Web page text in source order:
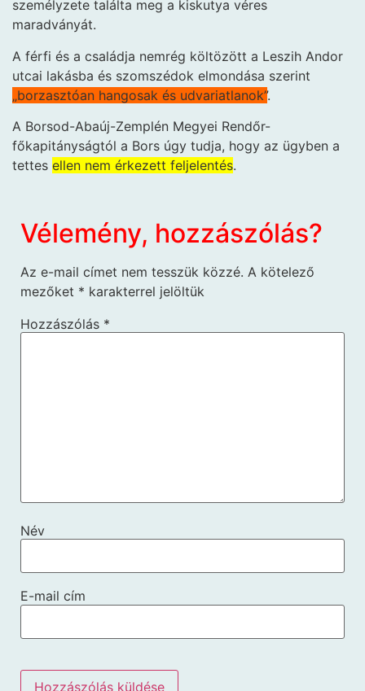
személyzete találta meg a kiskutya véres
maradványát.
A férfi és a családja nemrég költözött a Leszih Andor
utcai lakásba és szomszédok elmondása szerint
„borzasztóan hangosak és udvariatlanok”.
A Borsod-Abaúj-Zemplén Megyei Rendőr-
főkapitányságtól a Bors úgy tudja, hogy az ügy­ben a
tettes ellen nem érkezett feljelentés.
Vélemény, hozzászólás?
Az e-mail címet nem tesszük közzé. A kötelező
mezőket * karakterrel jelöltük
Hozzászólás *
Név
E-mail cím